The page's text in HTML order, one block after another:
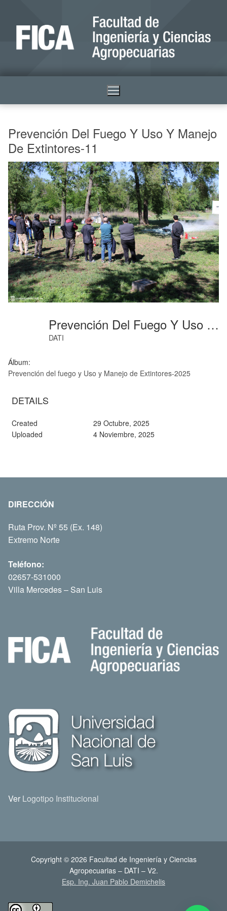
Prevención Del Fuego Y Uso Y Manejo
De Extintores-11
Prevención Del Fuego Y Uso Y Manejo De Extintores-11
DATI
Álbum:
Prevención del fuego y Uso y Manejo de Extintores-2025
DETAILS
Created
29 Octubre, 2025
Uploaded
4 Noviembre, 2025
DIRECCIÓN
Ruta Prov. Nº 55 (Ex. 148)
Extremo Norte
Teléfono:
02657-531000
Villa Mercedes – San Luis
Ver Logotipo Institucional
Copyright © 2026 Facultad de Ingeniería y Ciencias
Agropecuarias – DATI – V2.
Esp. Ing. Juan Pablo Demichelis